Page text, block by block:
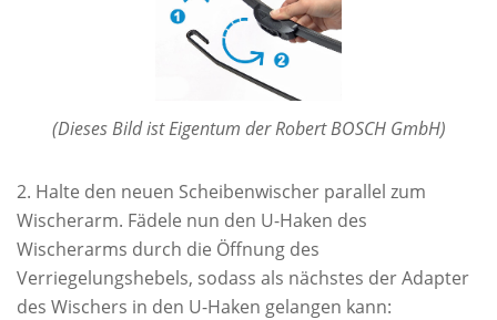
(Dieses Bild ist Eigentum der Robert BOSCH GmbH)
Halte den neuen Scheibenwischer parallel zum
Wischerarm. Fädele nun den U-Haken des
Wischerarms durch die Öffnung des
Verriegelungshebels, sodass als nächstes der Adapter
des Wischers in den U-Haken gelangen kann: